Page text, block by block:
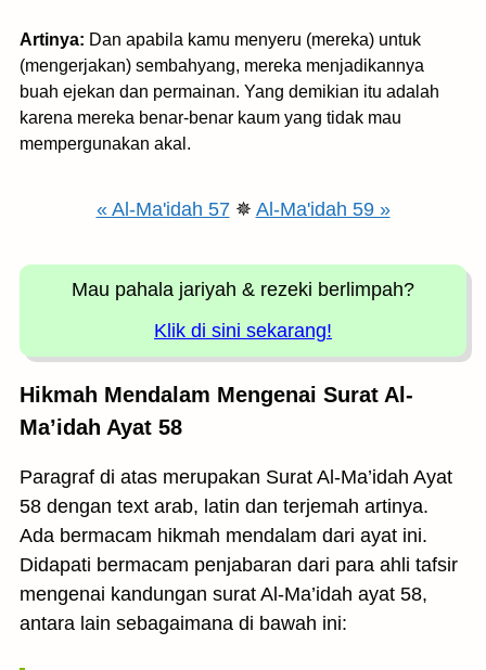
Artinya: Dan apabila kamu menyeru (mereka) untuk
(mengerjakan) sembahyang, mereka menjadikannya
buah ejekan dan permainan. Yang demikian itu adalah
karena mereka benar-benar kaum yang tidak mau
mempergunakan akal.
« Al-Ma'idah 57✵ Al-Ma'idah 59 »
Mau pahala jariyah & rezeki berlimpah?
Klik di sini sekarang!
Hikmah Mendalam Mengenai Surat Al-
Ma’idah Ayat 58
Paragraf di atas merupakan Surat Al-Ma’idah Ayat
58 dengan text arab, latin dan terjemah artinya.
Ada bermacam hikmah mendalam dari ayat ini.
Didapati bermacam penjabaran dari para ahli tafsir
mengenai kandungan surat Al-Ma’idah ayat 58,
antara lain sebagaimana di bawah ini: